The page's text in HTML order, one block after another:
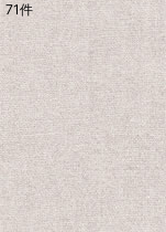
表示数
在庫あり
並び順 :
71件